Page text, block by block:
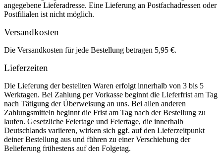
angegebene Lieferadresse. Eine Lieferung an Postfachadressen oder
Postfilialen ist nicht möglich.
Versandkosten
Die Versandkosten für jede Bestellung betragen 5,95 €.
Lieferzeiten
Die Lieferung der bestellten Waren erfolgt innerhalb von 3 bis 5
Werktagen. Bei Zahlung per Vorkasse beginnt die Lieferfrist am Tag
nach Tätigung der Überweisung an uns. Bei allen anderen
Zahlungsmitteln beginnt die Frist am Tag nach der Bestellung zu
laufen. Gesetzliche Feiertage und Feiertage, die innerhalb
Deutschlands variieren, wirken sich ggf. auf den Lieferzeitpunkt
deiner Bestellung aus und führen zu einer Verschiebung der
Belieferung frühestens auf den Folgetag.